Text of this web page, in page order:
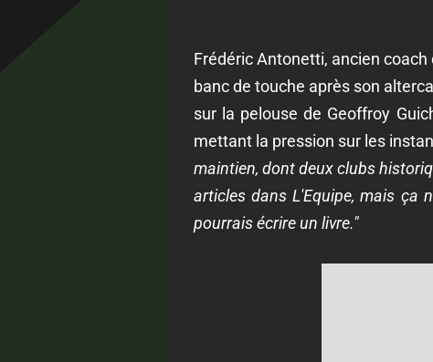
Frédéric Antonetti, ancien
banc de touche après son
sur la pelouse de Geoffroy
mettant la pression sur les
maintien, dont deux clubs
articles dans L'Equipe, mais ça
pourrais écrire un livre."